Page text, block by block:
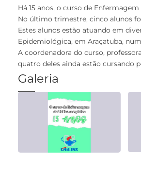
Há 15 anos, o curso de
No último trimestre, cinco alunos
Estes alunos estão atuando em
Epidemiológica, em Araçatuba,
A coordenadora do curso,
quatro deles ainda estão cursando
Galeria